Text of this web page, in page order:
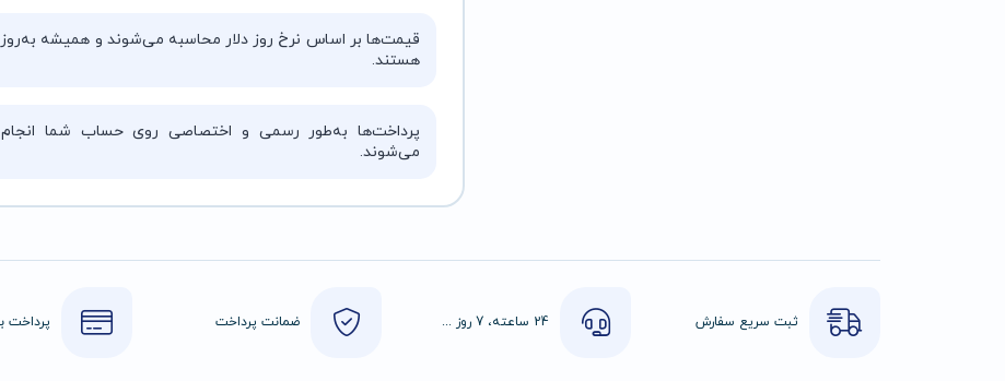
قیمت‌ها بر اساس نرخ روز دلار محاسبه می‌شوند و همیشه به‌روز
هستند.
پرداخت‌ها به‌طور رسمی و اختصاصی روی حساب شما انجام
می‌شوند.
ثبت سریع سفارش 24 ساعته، 7 روز هفته ضمانت پرداخت